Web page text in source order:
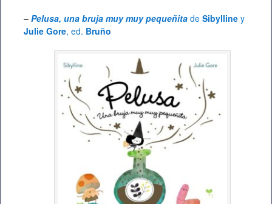
– Pelusa, una bruja muy muy pequeñita de Sibylline y
Julie Gore, ed. Bruño